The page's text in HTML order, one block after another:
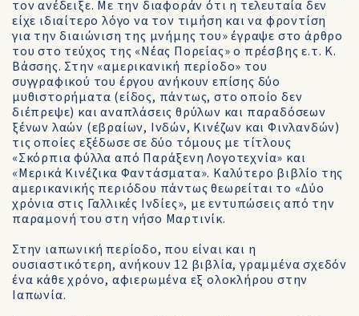
τον ανέδειξε. Με την διαφοράν ότι η τελευταία δεν
είχε ιδιαίτερο λόγο να τον τιμήση και να φροντίση
για την διαιώνιση της μνήμης του» έγραψε στο άρθρο
του στο τεύχος της «Νέας Πορείας» ο πρέσβης ε.τ. Κ.
Βάσσης. Στην «αμερικανική περίοδο» του
συγγραφικού του έργου ανήκουν επίσης δύο
μυθιστορήματα (είδος, πάντως, στο οποίο δεν
διέπρεψε) και αναπλάσεις θρύλων και παραδόσεων
ξένων λαών (εβραίων, Ινδών, Κινέζων και Φινλανδών)
τις οποίες εξέδωσε σε δύο τόμους με τίτλους
«Σκόρπια φύλλα από Παράξενη Λογοτεχνία» και
«Μερικά Κινέζικα Φαντάσματα». Καλύτερο βιβλίο της
αμερικανικής περιόδου πάντως θεωρείται το «Δύο
χρόνια στις Γαλλικές Ινδίες», με εντυπώσεις από την
παραμονή του στη νήσο Μαρτινίκ.
Στην ιαπωνική περίοδο, που είναι και η
ουσιαστικότερη, ανήκουν 12 βιβλία, γραμμένα σχεδόν
ένα κάθε χρόνο, αφιερωμένα εξ ολοκλήρου στην
Ιαπωνία.